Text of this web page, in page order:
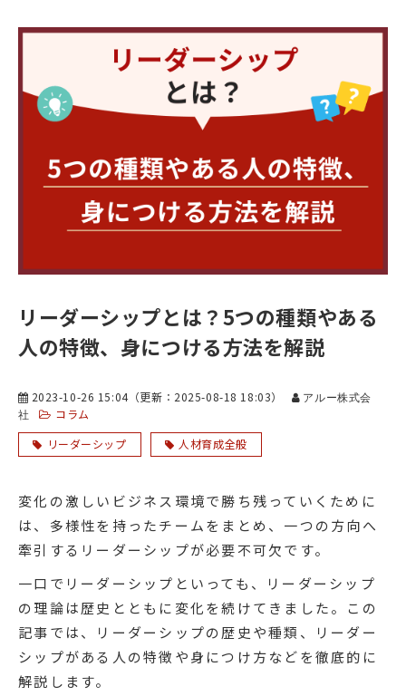
リーダーシップとは？5つの種類やある
人の特徴、身につける方法を解説
2023-10-26 15:04（更新： 2025-08-18 18:03）
アルー株式会
社
コラム
リーダーシップ
人材育成全般
変化の激しいビジネス環境で勝ち残っていくために
は、多様性を持ったチームをまとめ、一つの方向へ
牽引するリーダーシップが必要不可欠です。
一口でリーダーシップといっても、リーダーシップ
の理論は歴史とともに変化を続けてきました。この
記事では、リーダーシップの歴史や種類、リーダー
シップがある人の特徴や身につけ方などを徹底的に
解説します。